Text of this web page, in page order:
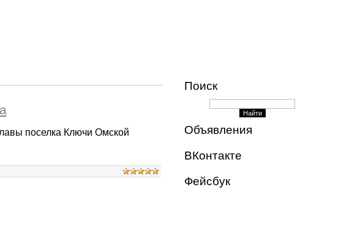
поселка Ключи Омской
Поиск
Объявления
ВКонтакте
Фейсбук